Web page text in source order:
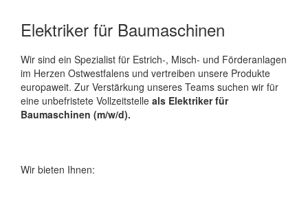
Elektriker für Baumaschinen
Wir sind ein Spezialist für Estrich-, Misch- und Förderanlagen
im Herzen Ostwestfalens und vertreiben unsere Produkte
europaweit. Zur Verstärkung unseres Teams suchen wir für
eine unbefristete Vollzeitstelle als Elektriker für
Baumaschinen (m/w/d).
Wir bieten Ihnen: